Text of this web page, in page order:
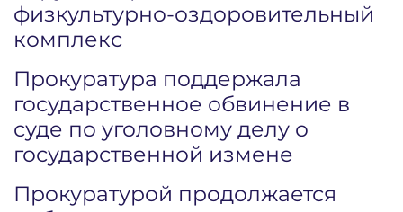
физкультурно-оздоровительный
комплекс
Прокуратура поддержала
государственное обвинение в
суде по уголовному делу о
государственной измене
Прокуратурой продолжается